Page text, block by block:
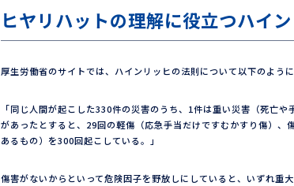
ヒヤリハットの理解に役立つハイ
厚生労働省のサイトでは、ハインリッヒの法則について以下のように
「同じ人間が起こした330件の災害のうち、1件は重い災害（死亡や
があったとすると、29回の軽傷（応急手当だけですむかすり傷）、
あるもの）を300回起こしている。」
傷害がないからといって危険因子を野放しにしていると、いずれ重